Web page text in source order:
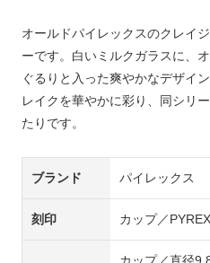
オールドパイレックスのクレイ
ーです。白いミルクガラスに、
ぐるりと入った爽やかなデザイ
レイクを華やかに彩り、同シリ
たりです。
ブランド パイレックス
刻印 カップ／